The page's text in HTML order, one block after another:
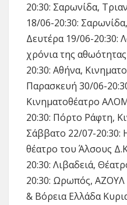
20:30: Σαρωνίδα,
18/06-20:30:
Δευτέρα 19/06-20:30:
χρόνια της
20:30: Αθήνα,
Παρασκευή 30/06-
Κινηματοθέατρο
20:30: Πόρτο Ράφτη,
Σάββατο 22/07-20:30:
θέατρο του Άλσους
20:30: Λιβαδειά,
20:30: Ωρωπός, ΑΖΟΥΛ
& Βόρεια Ελλάδα